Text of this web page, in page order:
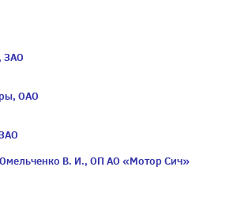
ЗАО
ОАО
В. И., ОП АО «Мотор Сич»